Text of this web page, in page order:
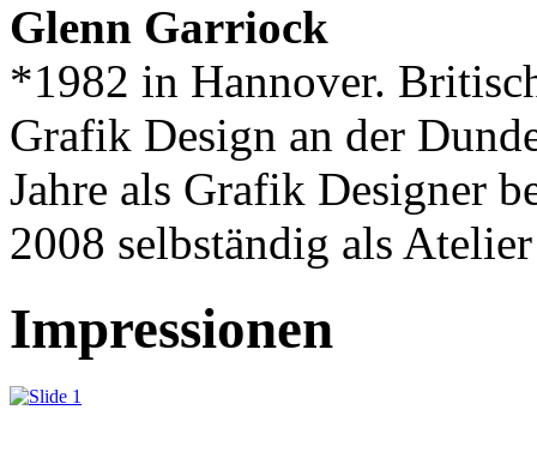
Glenn Garriock
*1982 in Hannover.
Grafik Design an der
Jahre als Grafik Designer
2008 selbständig als
Impressionen